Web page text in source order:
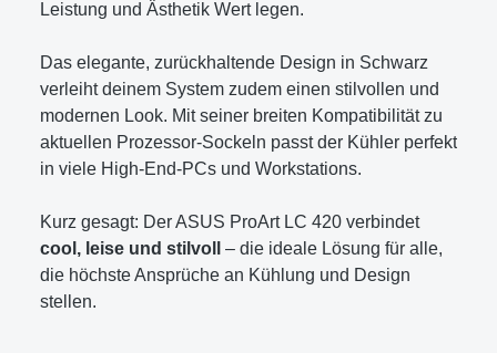
Leistung und Ästhetik Wert legen.
Das elegante, zurückhaltende Design in Schwarz
verleiht deinem System zudem einen stilvollen und
modernen Look. Mit seiner breiten Kompatibilität zu
aktuellen Prozessor-Sockeln passt der Kühler perfekt
in viele High-End-PCs und Workstations.
Kurz gesagt: Der ASUS ProArt LC 420 verbindet
cool, leise und stilvoll
– die ideale Lösung für alle,
die höchste Ansprüche an Kühlung und Design
stellen.